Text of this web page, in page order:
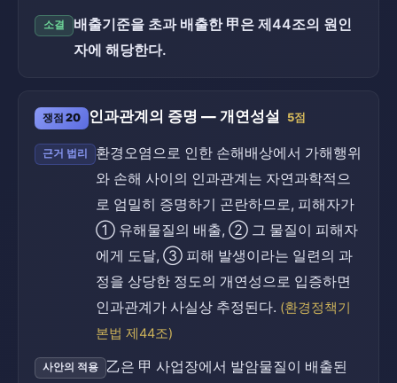
소결
배출기준을 초과 배출한 甲은 제44조의 원인
자에 해당한다.
쟁점 20 인과관계의 증명 — 개연성설 5점
근거 법리
환경오염으로 인한 손해배상에서 가해행위
와 손해 사이의 인과관계는 자연과학적으
로 엄밀히 증명하기 곤란하므로, 피해자가
① 유해물질의 배출, ② 그 물질이 피해자
에게 도달, ③ 피해 발생이라는 일련의 과
정을 상당한 정도의 개연성으로 입증하면
인과관계가 사실상 추정된다. (환경정책기
본법 제44조)
사안의 적용
乙은 甲 사업장에서 발암물질이 배출된